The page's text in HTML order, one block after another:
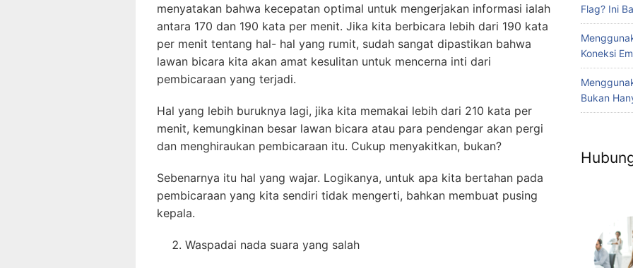
menyatakan bahwa kecepatan optimal untuk mengerjakan informasi ialah
antara 170 dan 190 kata per menit. Jika kita berbicara lebih dari 190 kata
per menit tentang hal- hal yang rumit, sudah sangat dipastikan bahwa
lawan bicara kita akan amat kesulitan untuk mencerna inti dari
pembicaraan yang terjadi.
Hal yang lebih buruknya lagi, jika kita memakai lebih dari 210 kata per
menit, kemungkinan besar lawan bicara atau para pendengar akan pergi
dan menghiraukan pembicaraan itu. Cukup menyakitkan, bukan?
Sebenarnya itu hal yang wajar. Logikanya, untuk apa kita bertahan pada
pembicaraan yang kita sendiri tidak mengerti, bahkan membuat pusing
kepala.
Waspadai nada suara yang salah
Flag? Ini
Koneksi
Bukan